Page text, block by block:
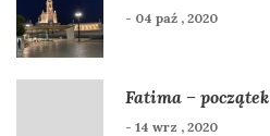
- 04 paź , 2020
Fatima – początek
- 14 wrz , 2020